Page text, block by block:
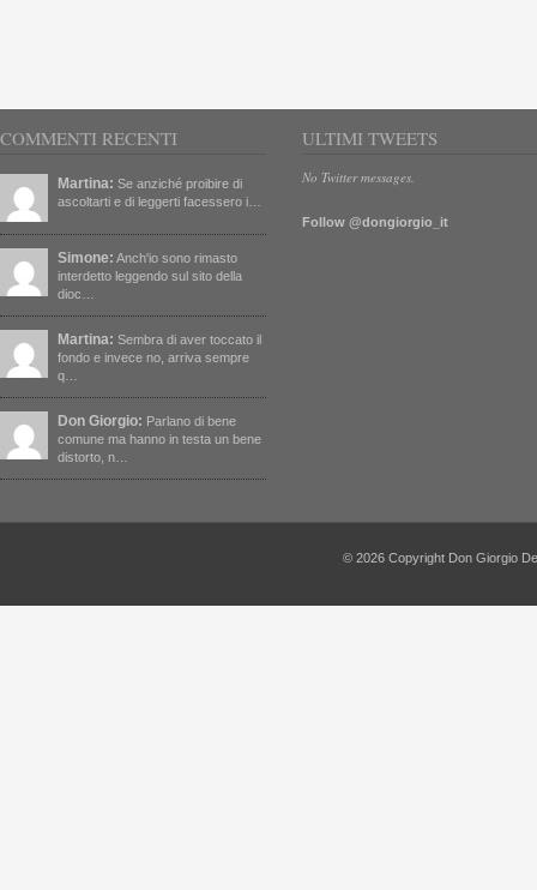
COMMENTI RECENTI
Martina: Se anziché proibire di
ascoltarti e di leggerti facessero i…
Simone: Anch'io sono rimasto
interdetto leggendo sul sito della
dioc…
Martina: Sembra di aver toccato il
fondo e invece no, arriva sempre
q…
Don Giorgio: Parlano di bene
comune ma hanno in testa un bene
distorto, n…
ULTIMI TWEETS
No Twitter messages.
Follow @dongiorgio_it
© 2026 Copyright Don Giorgio